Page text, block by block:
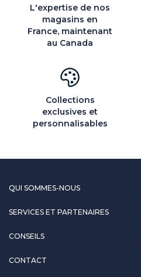
L'expertise de nos
magasins en
France, maintenant
au Canada
Collections
exclusives et
personnalisables
QUI SOMMES-NOUS
SERVICES ET PARTENAIRES
CONSEILS
CONTACT